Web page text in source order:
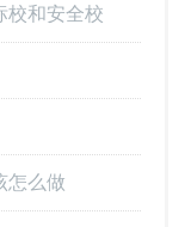
校和安全校
怎么做